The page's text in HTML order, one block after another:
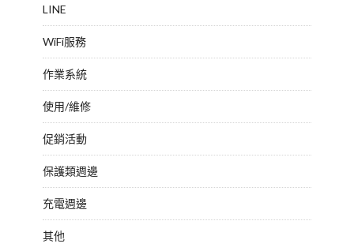
LINE
WiFi服務
作業系統
使用/維修
促銷活動
保護類週邊
充電週邊
其他